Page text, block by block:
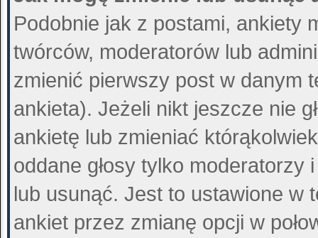
Podobnie jak z postami, ankiety
twórców, moderatorów lub
zmienić pierwszy post w danym
ankieta). Jeżeli nikt jeszcze nie
ankietę lub zmieniać
oddane głosy tylko
lub usunąć. Jest to ustawione w
ankiet przez zmianę opcji w